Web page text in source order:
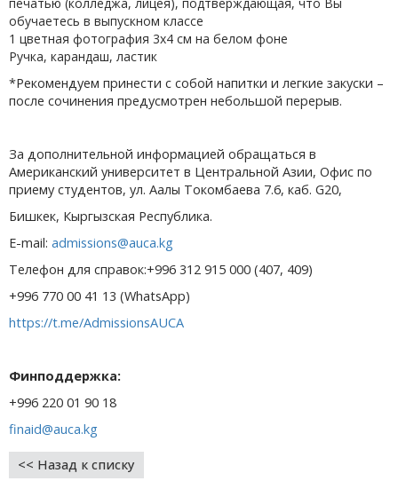
обучаетесь в выпускном классе
1 цветная фотография 3x4 см на белом фоне
Ручка, карандаш, ластик
*Рекомендуем принести с собой напитки и легкие закуски –
после сочинения предусмотрен небольшой перерыв.
За дополнительной информацией обращаться в
Американский университет в Центральной Азии, Офис по
приему студентов, ул. Аалы Токомбаева 7.6, каб. G20,
Бишкек, Кыргызская Республика.
E-mail: admissions@auca.kg
Телефон для справок:+996 312 915 000 (407, 409)
+996 770 00 41 13 (WhatsApp)
https://t.me/AdmissionsAUCA
Финподдержка:
+996 220 01 90 18
finaid@auca.kg
<< Назад к списку